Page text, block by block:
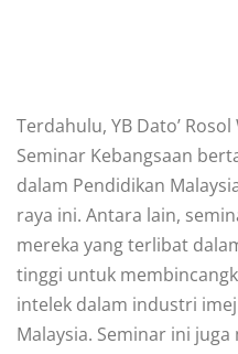
Terdahulu, YB Dato’
Seminar Kebangsaan
dalam Pendidikan
raya ini. Antara lain,
mereka yang terlibat
tinggi untuk
intelek dalam industri
Malaysia. Seminar ini